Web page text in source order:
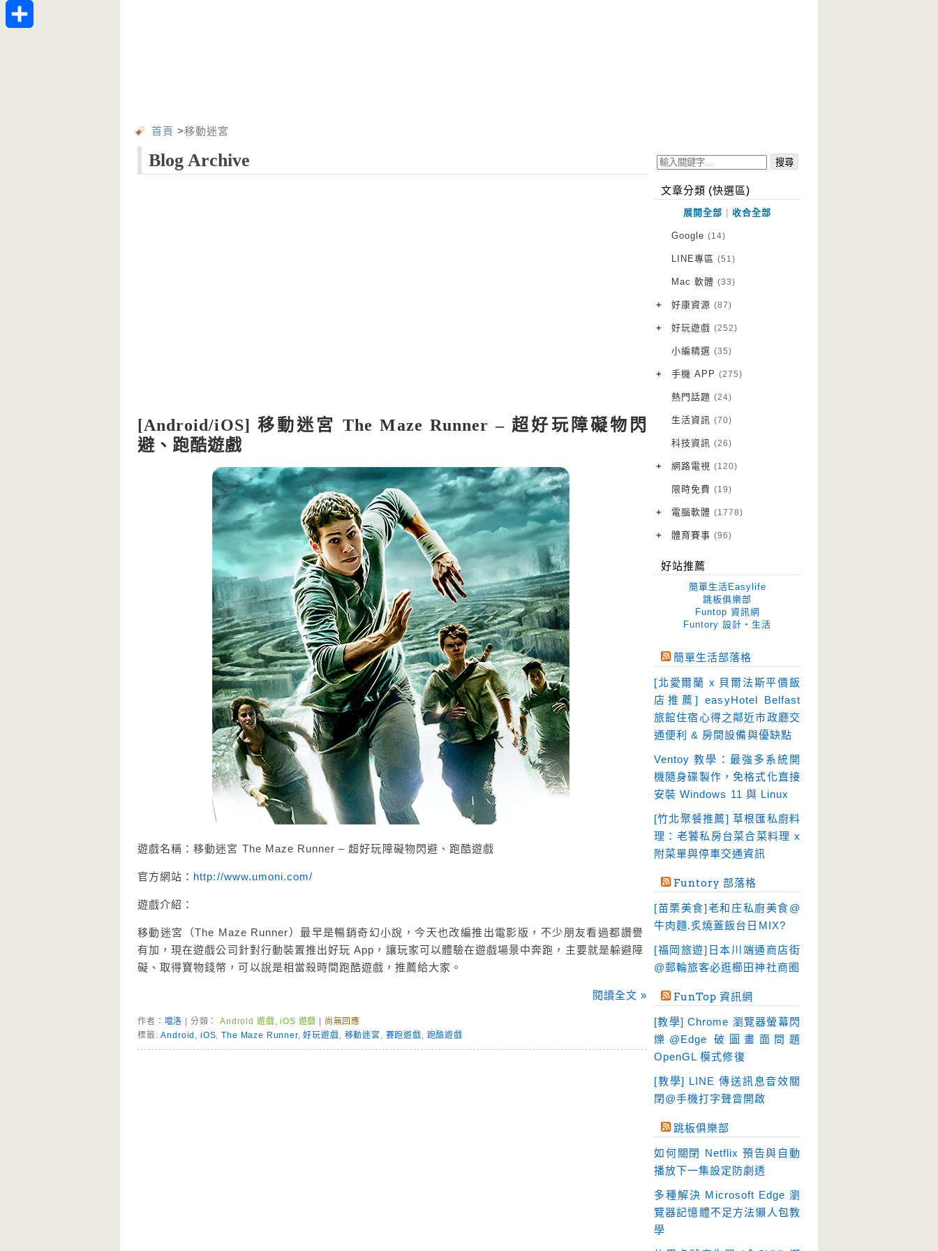
首頁 >移動迷宮
Blog Archive
[Android/iOS] 移動迷宮 The Maze Runner – 超好玩障礙物閃
避、跑酷遊戲
遊戲名稱：移動迷宮 The Maze Runner – 超好玩障礙物閃避、跑酷遊戲
官方網站： http://www.umoni.com/
遊戲介紹：
移動迷宮（The Maze Runner）最早是暢銷奇幻小說，今天也改編推出電影版，不少朋友看過都讚譽
有加，現在遊戲公司針對行動裝置推出好玩 App，讓玩家可以體驗在遊戲場景中奔跑，主要就是躲避障
礙、取得寶物錢幣，可以說是相當殺時間跑酷遊戲，推薦給大家。
閱讀全文 »
作者： 噹洛 | 分類：Android 遊戲,iOS 遊戲
尚無回應
標籤:Android , iOS,The Maze Runner,好玩遊戲, 移動迷宮 , 賽跑遊戲, 跑酷遊戲
文章分類 (快選區)
展開全部 收合全部
Google (14)
LINE專區 (51)
Mac 軟體 (33)
+ 好康資源 (87)
VPN 翻牆
免費資源
字體下載
網站推薦
+ 好玩遊戲 (252)
Android 遊戲
iOS 遊戲
網頁遊戲
電腦遊戲
小編精選 (35)
+ 手機 APP (275)
Android 軟體
iOS 軟體
Root 相關
越獄JB
熱門話題 (24)
生活資訊 (70)
科技資訊 (26)
+ 網路電視 (120)
電視影集
電視節目
限時免費 (19)
+ 電腦軟體 (1778)
作業系統
優化軟體 (38)
光碟工具 (33)
免安裝 (641)
即時通訊 (23)
壓縮軟體 (9)
安全防護 (55)
影音播放 (51)
影音轉檔 (81)
教育學習 (23)
(18)
檔案管理 (30)
破解軟體 (18)
硬碟工具 (64)
程式開發 (20)
翻譯軟體 (3)
輸入法 (4)
+ 體育賽事 (96)
好站推薦
簡單生活Easylife
跳板俱樂部
Funtop 資訊網
Funtory 設計‧生活
簡單生活部落格
[北愛爾蘭 x 貝爾法斯平價飯
店推薦] easyHotel Belfast
旅館住宿心得之鄰近市政廳交
通便利 & 房間設備與優缺點
Ventoy 教學：最強多系統開
機隨身碟製作，免格式化直接
安裝 Windows 11 與 Linux
[竹北聚餐推薦] 草根匯私廚料
理：老饕私房台菜合菜料理 x
附菜單與停車交通資訊
Funtory 部落格
[苗栗美食]老和庄私廚美食@
牛肉麵.炙燒蓋飯台日MIX?
[福岡旅遊]日本川端通商店街
@郵輪旅客必逛櫛田神社商圈
FunTop 資訊網
[教學] Chrome 瀏覽器螢幕閃
爍@Edge 破圖畫面問題
OpenGL 模式修復
[教學] LINE 傳送訊息音效關
閉@手機打字聲音開啟
跳板俱樂部
如何關閉 Netflix 預告與自動
播放下一集設定防劇透
多種解決 Microsoft Edge 瀏
覽器記憶體不足方法懶人包教
學
Telegram